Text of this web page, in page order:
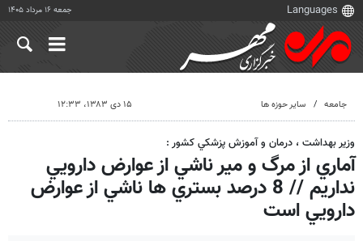
جمعه ۱۶ مرداد ۱۴۰۵
جامعه سایر حوزه ها ۱۵ دی ۱۳۸۳، ۱۲:۳۳
وزير بهداشت ، درمان و آموزش پزشكي كشور :
آماري از مرگ و مير ناشي از عوارض دارويي
نداريم // 8 درصد بستري ها ناشي از عوارض
دارويي است